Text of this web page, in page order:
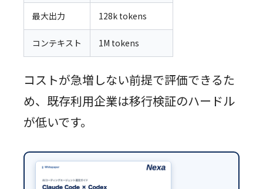
最大出力 128k tokens
コンテキスト 1M tokens
コストが急増しない前提で評価できるた
め、既存利用企業は移行検証のハードル
が低いです。